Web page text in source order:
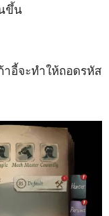
ขึ้น
าอี้จะทำให้ถอดรหัส